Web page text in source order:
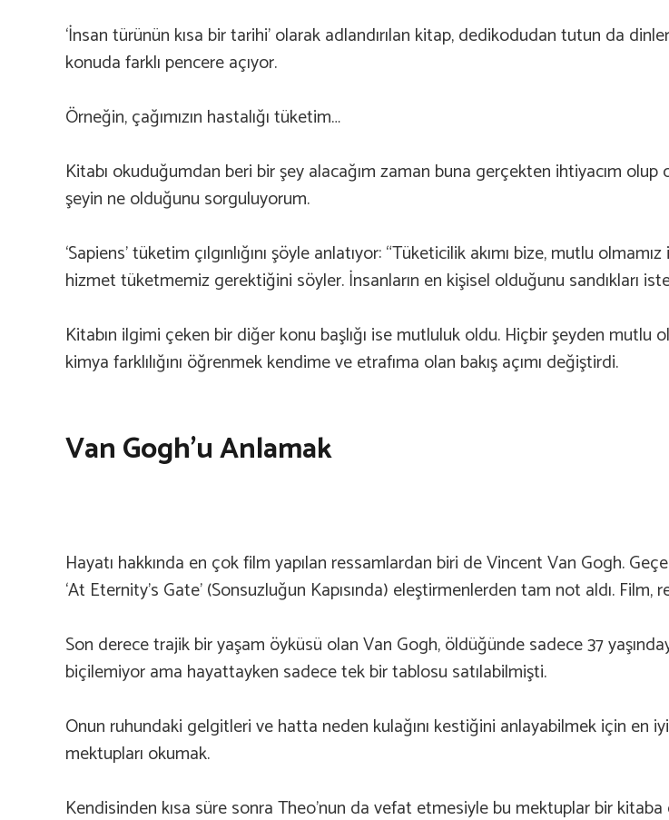
‘İnsan türünün kısa bir tarihi’ olarak adlandırılan kitap, dedikodudan tutun da
konuda farklı pencere açıyor.
Örneğin, çağımızın hastalığı tüketim…
Kitabı okuduğumdan beri bir şey alacağım zaman buna gerçekten ihtiyacım olup
şeyin ne olduğunu sorguluyorum.
‘Sapiens’ tüketim çılgınlığını şöyle anlatıyor: “Tüketicilik akımı bize, mutlu
hizmet tüketmemiz gerektiğini söyler. İnsanların en kişisel olduğunu sandıkları
Kitabın ilgimi çeken bir diğer konu başlığı ise mutluluk oldu. Hiçbir şeyden
kimya farklılığını öğrenmek kendime ve etrafıma olan bakış açımı değiştirdi.
Van Gogh’u Anlamak
Hayatı hakkında en çok film yapılan ressamlardan biri de Vincent Van Gogh.
‘At Eternity’s Gate’ (Sonsuzluğun Kapısında) eleştirmenlerden tam not aldı. Film,
Son derece trajik bir yaşam öyküsü olan Van Gogh, öldüğünde sadece 37
biçilemiyor ama hayattayken sadece tek bir tablosu satılabilmişti.
Onun ruhundaki gelgitleri ve hatta neden kulağını kestiğini anlayabilmek için en iyi
mektupları okumak.
Kendisinden kısa süre sonra Theo’nun da vefat etmesiyle bu mektuplar bir kitaba